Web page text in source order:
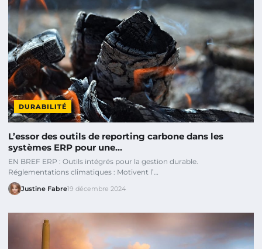
DURABILITÉ
L’essor des outils de reporting carbone dans les
systèmes ERP pour une…
EN BREF ERP : Outils intégrés pour la gestion durable.
Réglementations climatiques : Motivent l’…
Justine Fabre19 décembre 2024